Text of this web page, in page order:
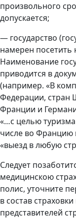
произвольного
допускается;
— государство
намерен
Наименование
приводится в
(например. «В
Федерации, стран
Франции и
«…с целью
числе во Францию
«выезд в любую
Следует
медицинскою
полис, уточните
в состав
представителей